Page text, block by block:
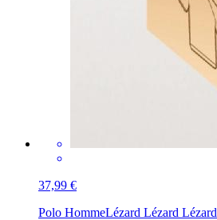
37,99 €
Polo HommeLézard Lézard Lézard